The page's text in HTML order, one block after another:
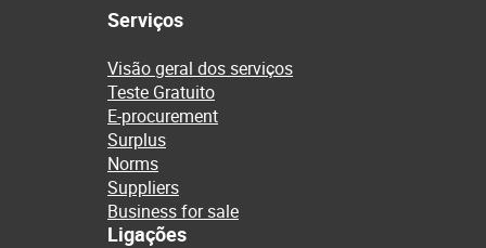
Serviços
Visão geral dos serviços
Teste Gratuito
E-procurement
Surplus
Norms
Suppliers
Business for sale
Ligações